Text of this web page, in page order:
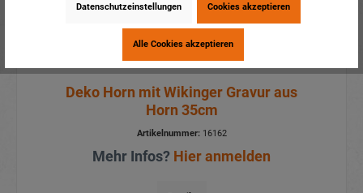
Deko Horn mit Wikinger Gravur aus
Horn 35cm
Artikelnummer:16162
Mehr Infos? Hier anmelden
Datenschutzeinstellungen Cookies akzeptieren
Alle Cookies akzeptieren